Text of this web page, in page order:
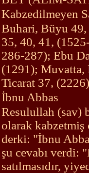
Kabzedilmeyen
Buhari, Büyu
35, 40, 41,
286-287); Ebu
(1291); Muvatta,
Ticarat 37, (2226)
İbnu Abbas
Resulullah (sav)
olarak kabzetmiş
derki: "İbnu
şu cevabı verdi:
satılmasıdır,